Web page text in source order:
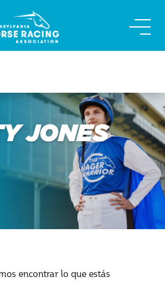
JONES
encontrar lo que estás